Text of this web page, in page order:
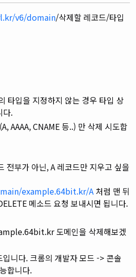
v6/domain/삭제할 레코드/타입
타입을 지정하지 않는 경우 타입 상
다.
AAAA, CNAME 등..) 만 삭제 시도합
부가 아닌, A 레코드만 지우고 싶을
example.64bit.kr/A 처럼 맨 뒤
메소드 요청 보내시면 됩니다.
도메인을 삭제해보겠
니다. 크롬의 개발자 모드 -> 콘솔
합니다.